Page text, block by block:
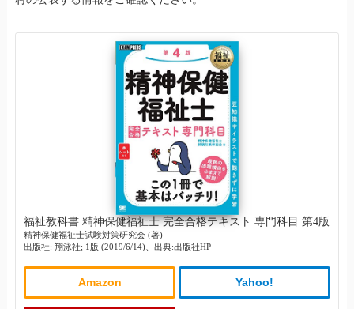
福祉教科書 精神保健福祉士 完全合格テキスト 専門科目 第4版
精神保健福祉士試験対策研究会 (著)
出版社: 翔泳社; 1版 (2019/6/14)、出典:出版社HP
Amazon Yahoo!